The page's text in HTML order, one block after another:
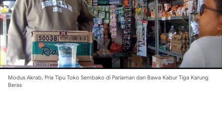
Modus Akrab, Pria Tipu Toko Sembako di Pariaman dan Bawa Kabur Tiga Karung
Beras